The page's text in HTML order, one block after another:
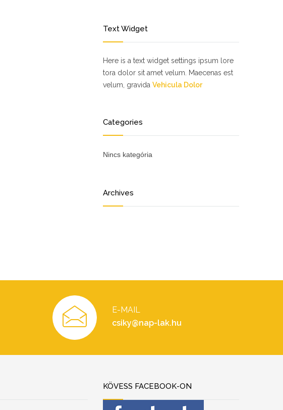
Text Widget
Here is a text widget settings ipsum lore
tora dolor sit amet velum. Maecenas est
velum, gravida Vehicula Dolor
Categories
Nincs kategória
Archives
E-MAIL
csiky@nap-lak.hu
KÖVESS FACEBOOK-ON